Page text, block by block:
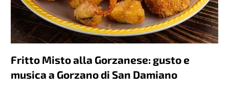
Fritto Misto alla Gorzanese: gusto e
musica a Gorzano di San Damiano